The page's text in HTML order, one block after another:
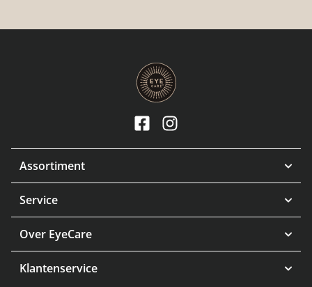
Assortiment
Service
Over EyeCare
Klantenservice